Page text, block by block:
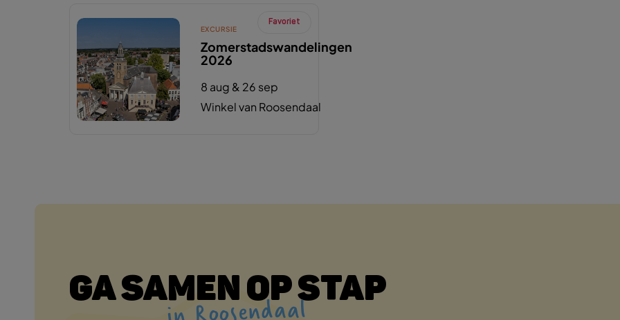
Favoriet
EXCURSIE
Zomerstadswandelingen
2026
8 aug & 26 sep
Winkel van Roosendaal
GA SAMEN OP STAP